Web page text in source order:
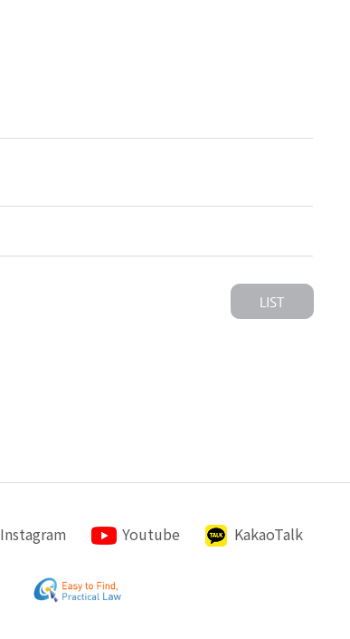
Instagram Youtube KakaoTalk